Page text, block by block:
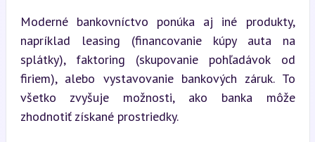
Moderné bankovníctvo ponúka aj iné produkty,
napríklad leasing (financovanie kúpy auta na
splátky), faktoring (skupovanie pohľadávok od
firiem), alebo vystavovanie bankových záruk. To
všetko zvyšuje možnosti, ako banka môže
zhodnotiť získané prostriedky.